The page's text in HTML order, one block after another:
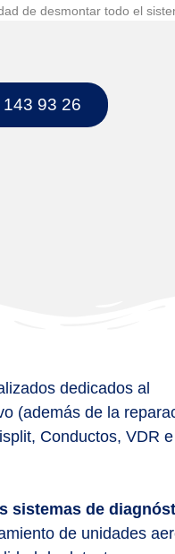
de desmontar todo el
93 26
dedicados al
(además de la
Conductos, VDR e
sistemas de
de unidades